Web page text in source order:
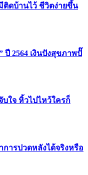
ติดบ้านไว้ ชีวิตง่ายขึ้น
ปี 2564 เงินปังสุขภาพปั๊
บใจ หิ้วไปไหว้ใครก็
การปวดหลังได้จริงหรือ